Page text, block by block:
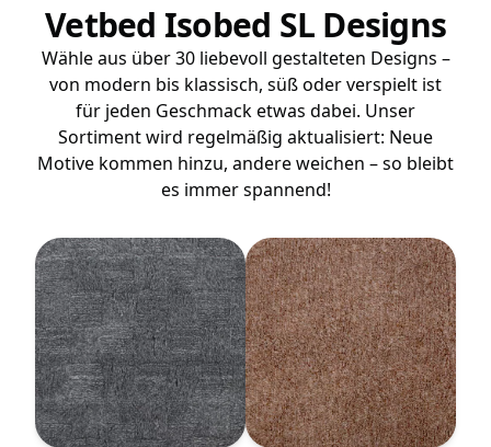
Vetbed Isobed SL Designs
Wähle aus über 30 liebevoll gestalteten Designs –
von modern bis klassisch, süß oder verspielt ist
für jeden Geschmack etwas dabei. Unser
Sortiment wird regelmäßig aktualisiert: Neue
Motive kommen hinzu, andere weichen – so bleibt
es immer spannend!